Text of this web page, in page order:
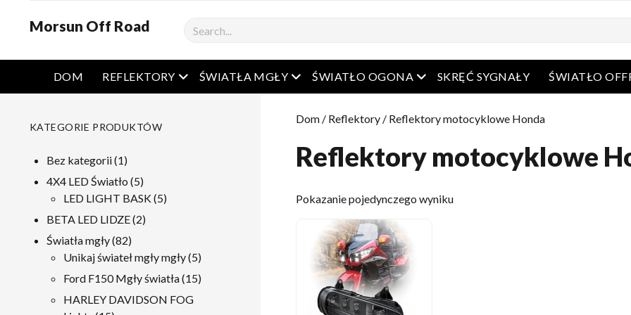
Morsun Off Road Szukaj
DOM REFLEKTORY Otwarte menu
ŚWIATŁA MGŁY Otwarte menu
ŚWIATŁO OGONA Otwarte menu
SKRĘĆ SYGNAŁY ŚWIATŁO
Dom / Reflektory / Reflektory motocyklowe Honda
Reflektory motocyklowe
Pokazanie pojedynczego wyniku
KATEGORIE PRODUKTÓW
Bez kategorii 11
produkt
4X4 LED Światło 55
produkty
LED LIGHT BASK 55
BETA LED LIDZE 22
Światła mgły 8282
produkty
Unikaj świateł mgły mgły 55
produkty
Ford F150 Mgły światła 1515
HARLEY DAVIDSON FOG